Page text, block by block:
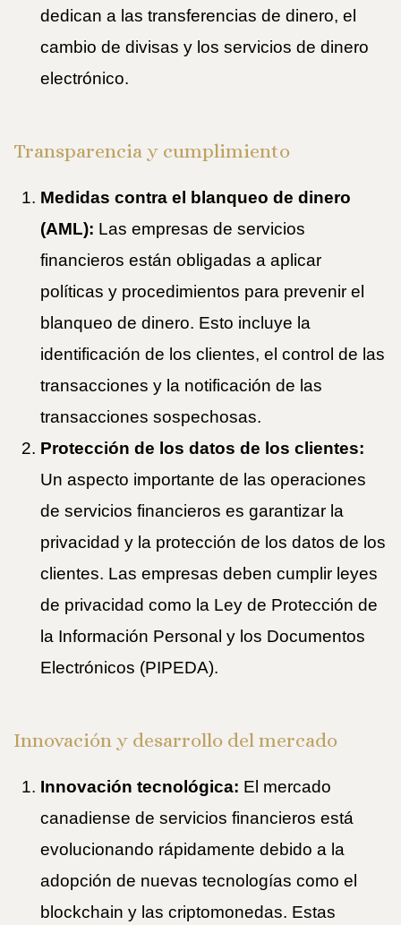
dedican a las transferencias de dinero, el
cambio de divisas y los servicios de dinero
electrónico.
Transparencia y cumplimiento
Medidas contra el blanqueo de dinero
(AML): Las empresas de servicios
financieros están obligadas a aplicar
políticas y procedimientos para prevenir el
blanqueo de dinero. Esto incluye la
identificación de los clientes, el control de las
transacciones y la notificación de las
transacciones sospechosas.
Protección de los datos de los clientes:
Un aspecto importante de las operaciones
de servicios financieros es garantizar la
privacidad y la protección de los datos de los
clientes. Las empresas deben cumplir leyes
de privacidad como la Ley de Protección de
la Información Personal y los Documentos
Electrónicos (PIPEDA).
Innovación y desarrollo del mercado
Innovación tecnológica: El mercado
canadiense de servicios financieros está
evolucionando rápidamente debido a la
adopción de nuevas tecnologías como el
blockchain y las criptomonedas. Estas